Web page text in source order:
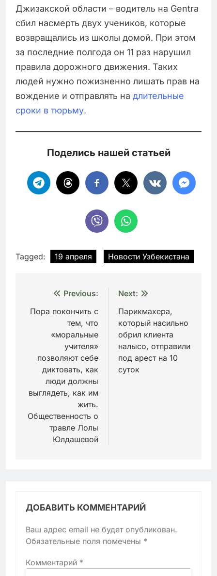
Джизакской области – водитель на Gentra
сбил насмерть двух учеников, которые
возвращались из школы домой. При этом
за последние полгода он 11 раз нарушил
правила дорожного движения. Таких
людей нужно пожизненно лишать прав на
вождение и отправлять на длительные
сроки в тюрьму.
Поделись нашей статьей
Tagged: 19 апреля Новости Узбекистана
Навигация
по
записям
Previous:
Пора покончить с
тем, что
«моральные
учителя»
позволяют себе
диктовать, как
люди должны
выглядеть, как им
жить.
Общественность о
травле Лолы
Юлдашевой
Next:
Парикмахера,
который насильно
обрил клиента
налысо, отправили
под арест на 10
суток
ДОБАВИТЬ КОММЕНТАРИЙ
Ваш адрес email не будет опубликован.
Обязательные поля помечены *
Комментарий *